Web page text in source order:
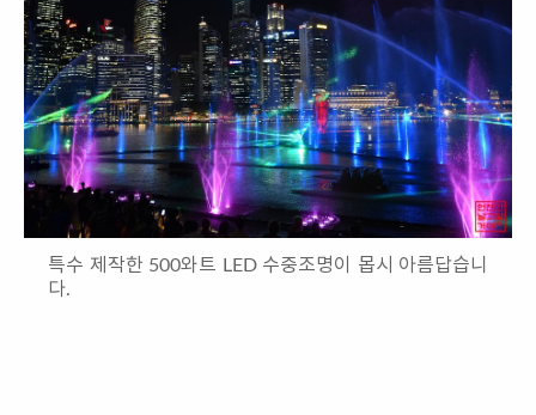
특수 제작한 500와트 LED 수중조명이 몹시 아름답습니
다.